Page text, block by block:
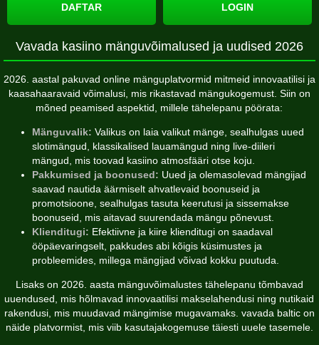
DAFTAR LOGIN
Vavada kasiino mänguvõimalused ja uudised 2026
2026. aastal pakuvad online mänguplatvormid mitmeid innovaatilisi ja
kaasahaaravaid võimalusi, mis rikastavad mängukogemust. Siin on
mõned peamised aspektid, millele tähelepanu pöörata:
Mänguvalik: Valikus on laia valikut mänge, sealhulgas uued
slotimängud, klassikalised lauamängud ning live-diileri
mängud, mis toovad kasiino atmosfääri otse koju.
Pakkumised ja boonused: Uued ja olemasolevad mängijad
saavad nautida äärmiselt ahvatlevaid boonuseid ja
promotsioone, sealhulgas tasuta keerutusi ja sissemakse
boonuseid, mis aitavad suurendada mängu põnevust.
Klienditugi: Efektiivne ja kiire klienditugi on saadaval
ööpäevaringselt, pakkudes abi kõigis küsimustes ja
probleemides, millega mängijad võivad kokku puutuda.
Lisaks on 2026. aasta mänguvõimalustes tähelepanu tõmbavad
uuendused, mis hõlmavad innovaatilisi makselahendusi ning nutikaid
rakendusi, mis muudavad mängimise mugavamaks. vavada baltic on
näide platvormist, mis viib kasutajakogemuse täiesti uuele tasemele.